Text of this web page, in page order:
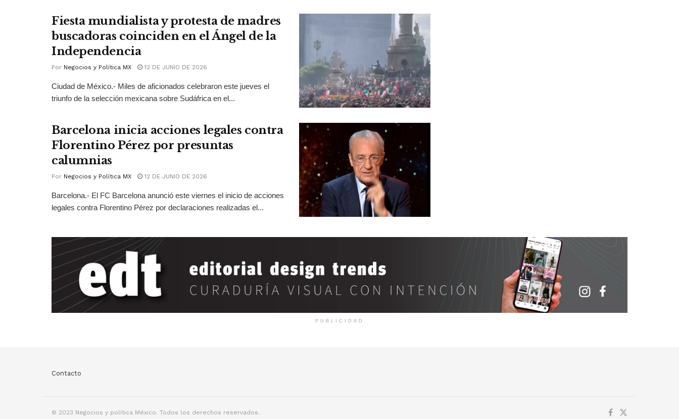
Fiesta mundialista y protesta de madres
buscadoras coinciden en el Ángel de la
Independencia
Por Negocios y Política MX 12 DE JUNIO DE 2026
Ciudad de México.- Miles de aficionados celebraron este jueves el
triunfo de la selección mexicana sobre Sudáfrica en el...
Barcelona inicia acciones legales contra
Florentino Pérez por presuntas
calumnias
Por Negocios y Política MX 12 DE JUNIO DE 2026
Barcelona.- El FC Barcelona anunció este viernes el inicio de acciones
legales contra Florentino Pérez por declaraciones realizadas el...
PUBLICIDAD
Contacto
© 2023 Negocios y política México. Todos los derechos reservados.